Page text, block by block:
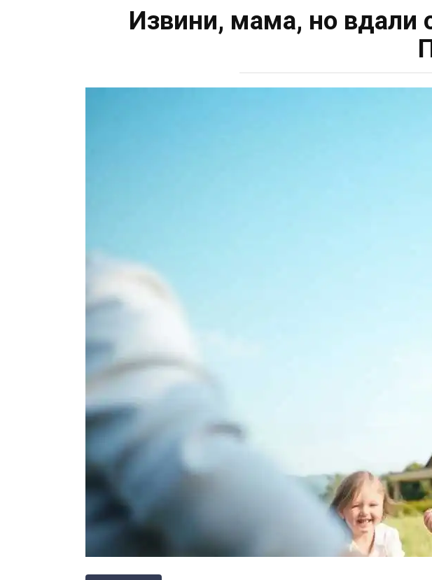
Извини, мама, но